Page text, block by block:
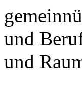
und
und